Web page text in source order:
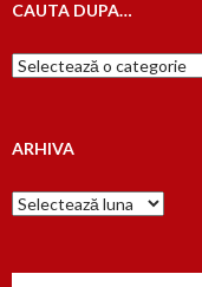
CAUTA DUPA…
Cauta
dupa…
ARHIVA
Arhiva